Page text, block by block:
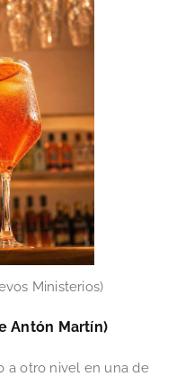
Ministerios)
Antón Martín)
a otro nivel en una de